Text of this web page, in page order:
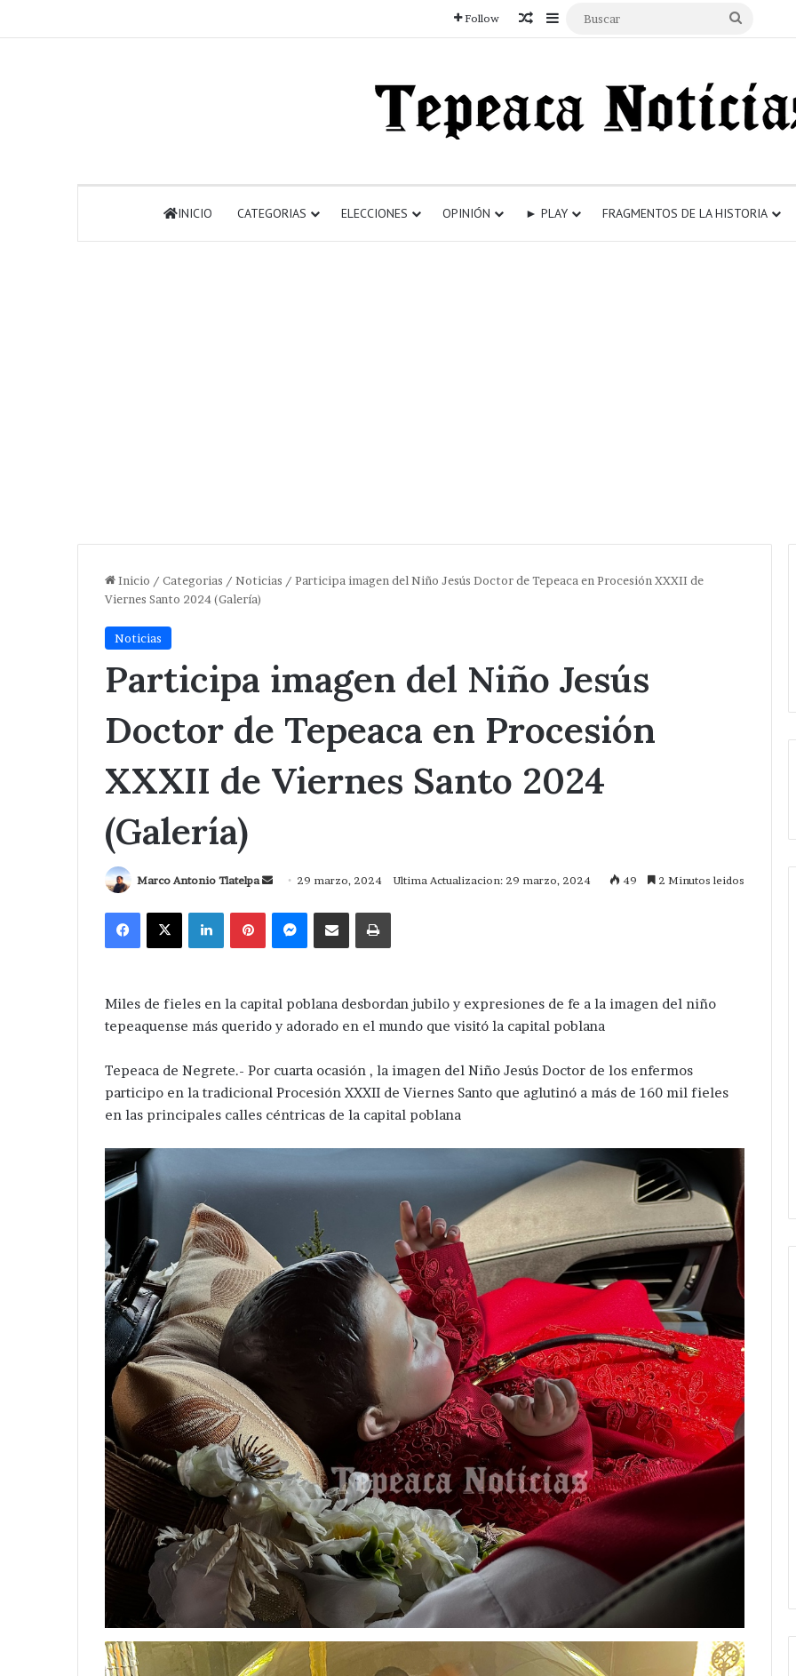
Follow Articulo aleatorio
Sidebar
INICIO CATEGORIAS ELECCIONES OPINIÓN ► PLAY FRAGMENTOS DE LA HISTORIA
Inicio / Categorias / Noticias / Participa imagen del Niño Jesús Doctor de Tepeaca en Procesión XXXII de
Viernes Santo 2024 (Galería)
Noticias
Participa imagen del Niño Jesús
Doctor de Tepeaca en Procesión
XXXII de Viernes Santo 2024
(Galería)
Marco Antonio Tlatelpa
Send
email
29 marzo, 2024 Ultima Actualizacion: 29 marzo, 2024 49 2 Minutos leidos
Facebook
X LinkedInPinterestMessengerCompartir via CorreoImprimir
Miles de fieles en la capital poblana desbordan jubilo y expresiones de fe a la imagen del niño
tepeaquense más querido y adorado en el mundo que visitó la capital poblana
Tepeaca de Negrete.- Por cuarta ocasión , la imagen del Niño Jesús Doctor de los enfermos
participo en la tradicional Procesión XXXII de Viernes Santo que aglutinó a más de 160 mil fieles
en las principales calles céntricas de la capital poblana